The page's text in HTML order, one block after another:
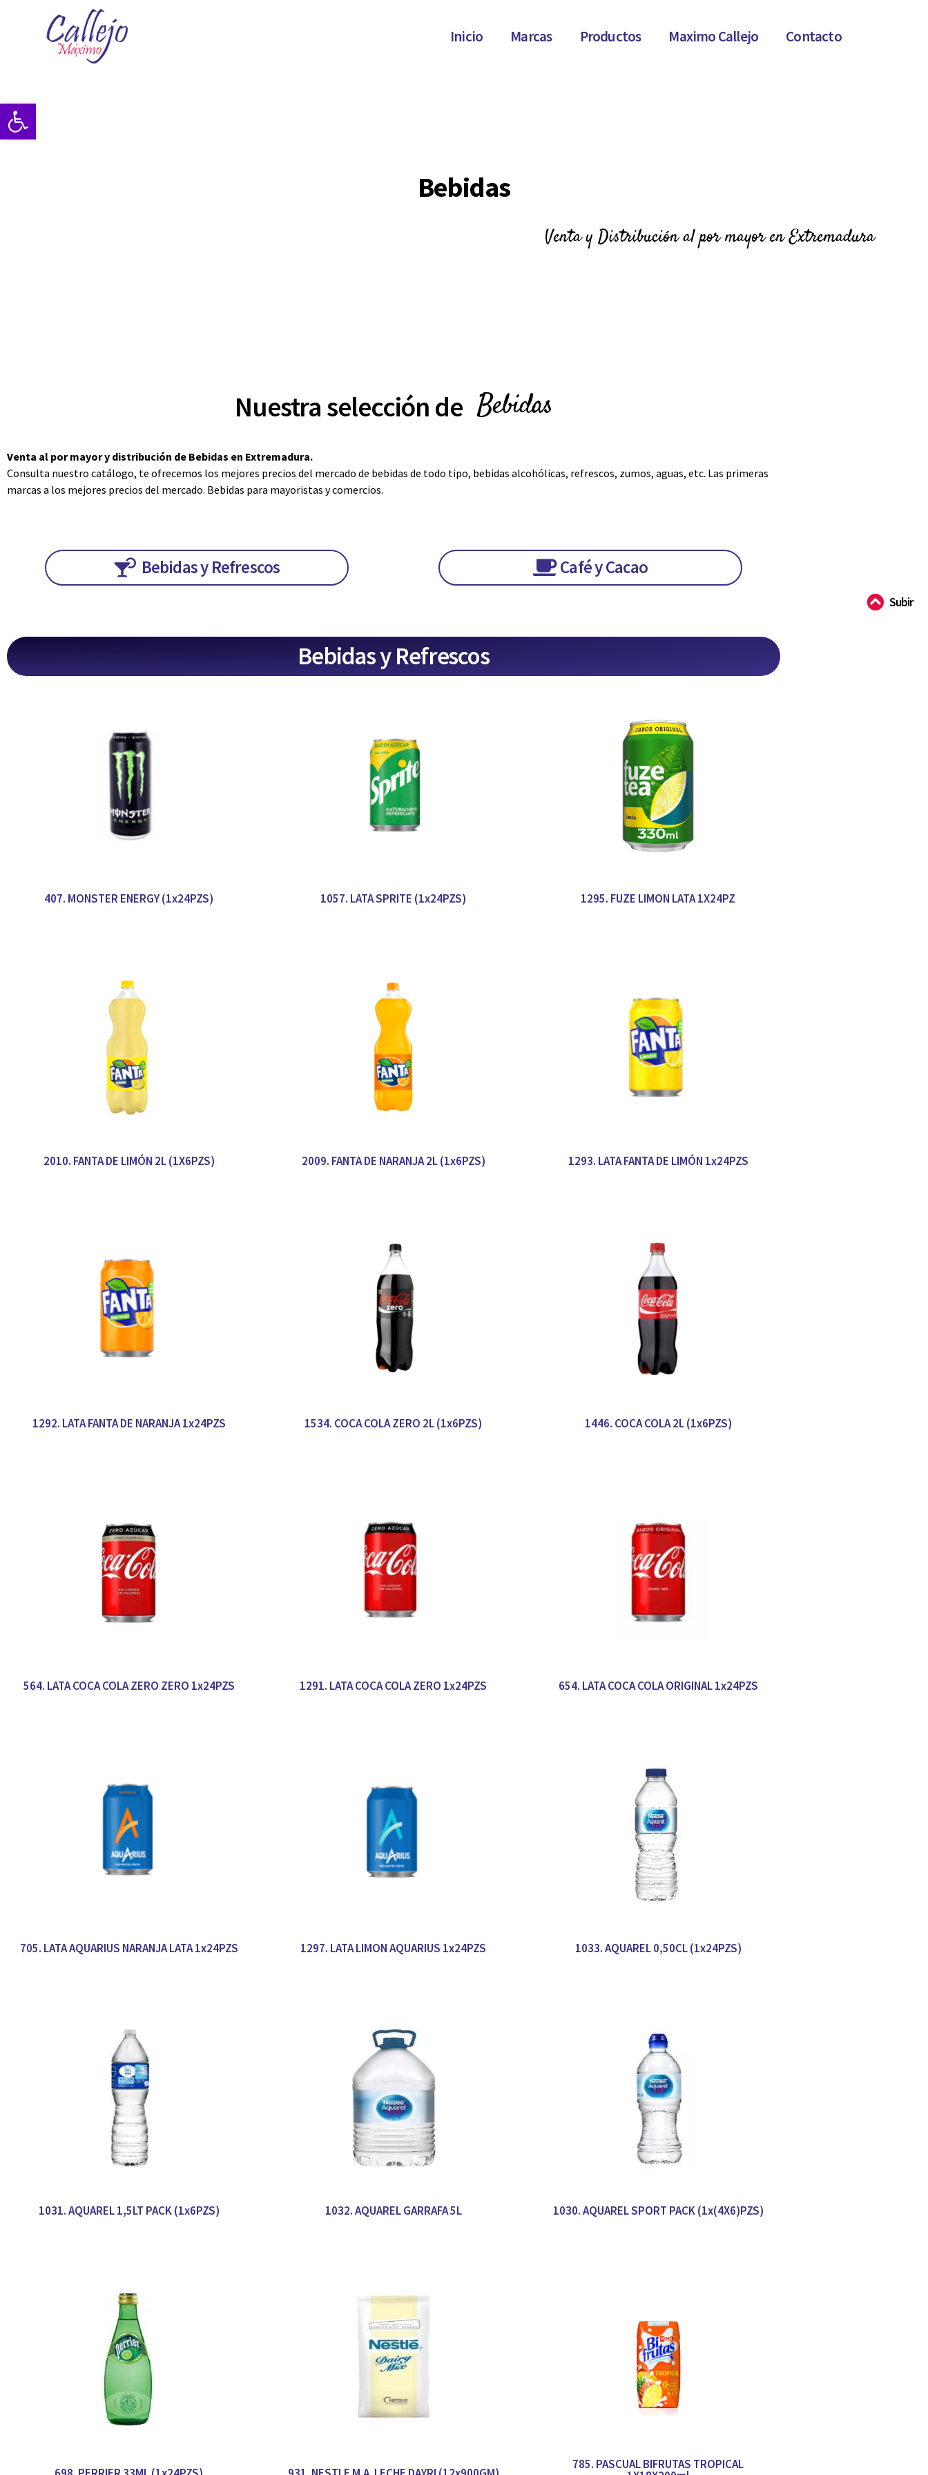
Abrir barra de herramientas
Inicio Marcas Productos Maximo Callejo Contacto
Bebidas
Venta y Distribución al por mayor en Extremadura
Nuestra selección de Bebidas
Venta al por mayor y distribución de Bebidas en Extremadura.
Consulta nuestro catálogo, te ofrecemos los mejores precios del mercado de bebidas de todo tipo, bebidas alcohólicas, refrescos, zumos, aguas, etc. Las primeras
marcas a los mejores precios del mercado. Bebidas para mayoristas y comercios.
Bebidas y Refrescos Café y Cacao
Subir
Bebidas y Refrescos
407. MONSTER ENERGY (1x24PZS) 1057. LATA SPRITE (1x24PZS) 1295. FUZE LIMON LATA 1X24PZ
2010. FANTA DE LIMÓN 2L (1X6PZS) 2009. FANTA DE NARANJA 2L (1x6PZS) 1293. LATA FANTA DE LIMÓN 1x24PZS
1292. LATA FANTA DE NARANJA 1x24PZS 1534. COCA COLA ZERO 2L (1x6PZS) 1446. COCA COLA 2L (1x6PZS)
564. LATA COCA COLA ZERO ZERO 1x24PZS 1291. LATA COCA COLA ZERO 1x24PZS 654. LATA COCA COLA ORIGINAL 1x24PZS
705. LATA AQUARIUS NARANJA LATA 1x24PZS 1297. LATA LIMON AQUARIUS 1x24PZS 1033. AQUAREL 0,50CL (1x24PZS)
1031. AQUAREL 1,5LT PACK (1x6PZS) 1032. AQUAREL GARRAFA 5L 1030. AQUAREL SPORT PACK (1x(4X6)PZS)
785. PASCUAL BIFRUTAS TROPICAL